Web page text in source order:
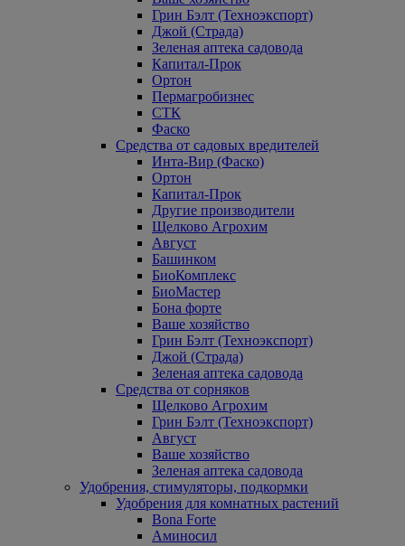
Грин Бэлт (Техноэкспорт)
Джой (Страда)
Зеленая аптека садовода
Капитал-Прок
Ортон
Пермагробизнес
СТК
Фаско
Средства от садовых вредителей
Инта-Вир (Фаско)
Ортон
Капитал-Прок
Другие производители
Щелково Агрохим
Август
Башинком
БиоКомплекс
БиоМастер
Бона форте
Ваше хозяйство
Грин Бэлт (Техноэкспорт)
Джой (Страда)
Зеленая аптека садовода
Средства от сорняков
Щелково Агрохим
Грин Бэлт (Техноэкспорт)
Август
Ваше хозяйство
Зеленая аптека садовода
Удобрения, стимуляторы, подкормки
Удобрения для комнатных растений
Bona Forte
Аминосил